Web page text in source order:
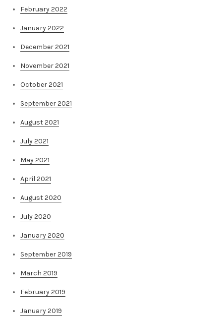
February 2022
January 2022
December 2021
November 2021
October 2021
September 2021
August 2021
July 2021
May 2021
April 2021
August 2020
July 2020
January 2020
September 2019
March 2019
February 2019
January 2019